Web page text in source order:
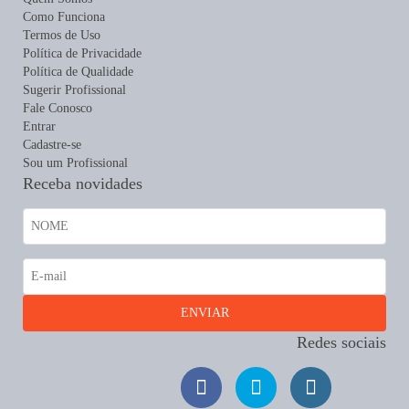
Como Funciona
Termos de Uso
Política de Privacidade
Política de Qualidade
Sugerir Profissional
Fale Conosco
Entrar
Cadastre-se
Sou um Profissional
Receba novidades
Redes sociais